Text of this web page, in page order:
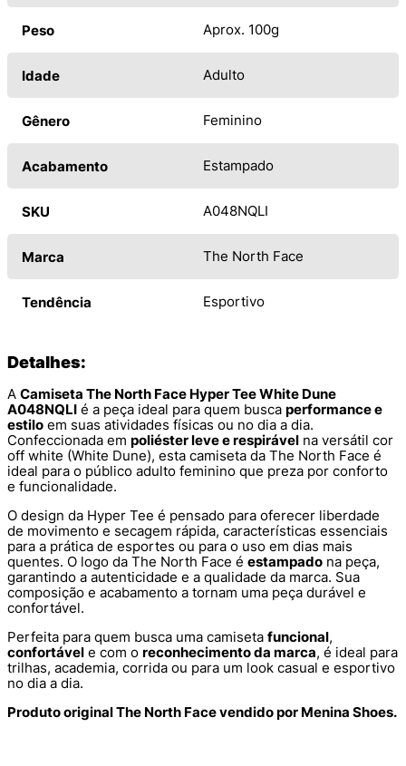
Peso Aprox. 100g
Idade Adulto
Gênero Feminino
Acabamento Estampado
SKU A048NQLI
Marca The North Face
Tendência Esportivo
Detalhes:
A Camiseta The North Face Hyper Tee White Dune
A048NQLI é a peça ideal para quem busca performance e
estilo em suas atividades físicas ou no dia a dia.
Confeccionada em poliéster leve e respirável na versátil cor
off white (White Dune), esta camiseta da The North Face é
ideal para o público adulto feminino que preza por conforto
e funcionalidade.
O design da Hyper Tee é pensado para oferecer liberdade
de movimento e secagem rápida, características essenciais
para a prática de esportes ou para o uso em dias mais
quentes. O logo da The North Face é estampado na peça,
garantindo a autenticidade e a qualidade da marca. Sua
composição e acabamento a tornam uma peça durável e
confortável.
Perfeita para quem busca uma camiseta funcional,
confortável e com o reconhecimento da marca, é ideal para
trilhas, academia, corrida ou para um look casual e esportivo
no dia a dia.
Produto original The North Face vendido por Menina Shoes.